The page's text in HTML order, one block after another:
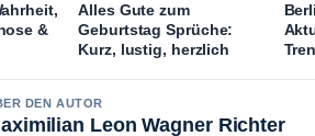
&
Alles Gute zum
Geburtstag Sprüche:
Kurz, lustig, herzlich
DEN AUTOR
Leon Wagner Richter